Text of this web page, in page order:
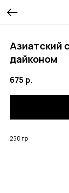
Азиатский
дайконом
675 р.
250 гр